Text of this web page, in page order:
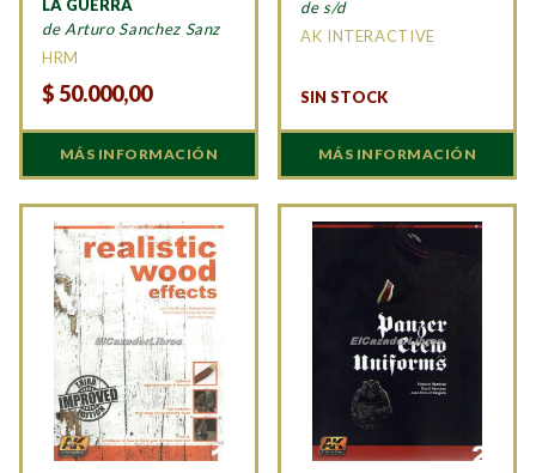
LA GUERRA
de Arturo Sanchez Sanz
HRM
$ 50.000,00
MÁS INFORMACIÓN
de s/d
AK INTERACTIVE
SIN STOCK
MÁS INFORMACIÓN